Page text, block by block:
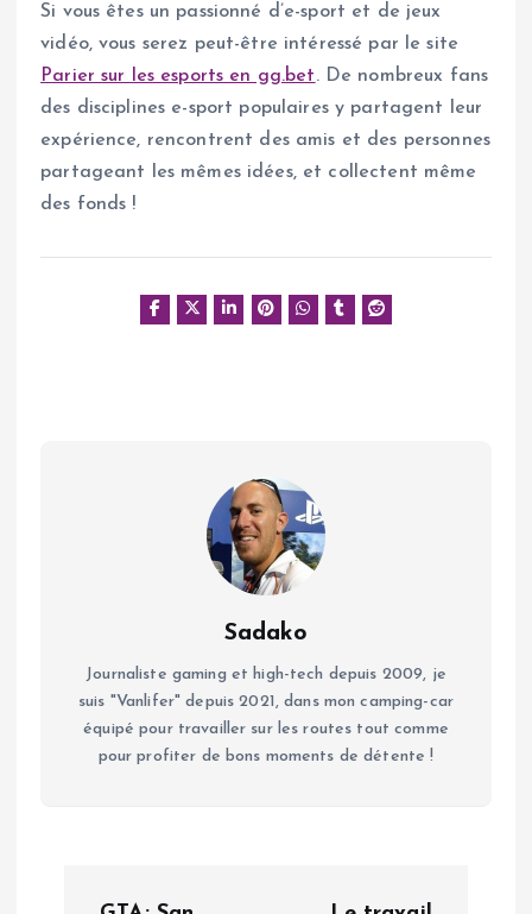
Si vous êtes un passionné d’e-sport et de jeux
vidéo, vous serez peut-être intéressé par le site
Parier sur les esports en gg.bet. De nombreux fans
des disciplines e-sport populaires y partagent leur
expérience, rencontrent des amis et des personnes
partageant les mêmes idées, et collectent même
des fonds !
Sadako
Journaliste gaming et high-tech depuis 2009, je
suis "Vanlifer" depuis 2021, dans mon camping-car
équipé pour travailler sur les routes tout comme
pour profiter de bons moments de détente !